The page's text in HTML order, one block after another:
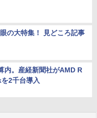
の大特集！ 見どころ記事
内。産経新聞社がAMD R
2千台導入